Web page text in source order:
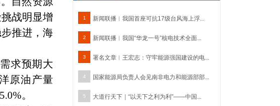
战明显增
推进，海
求预期大
原油产量
5.0%。
1 新闻联播︱我国首座可抗17级台风海上浮...
2 新闻联播︱我国“华龙一号”核电技术全面...
3 署名文章︱王宏志：守牢能源强国建设的电...
4 国家能源局负责人会见南非电力和能源部部...
5 大道行天下｜“以天下之利为利”——中国...